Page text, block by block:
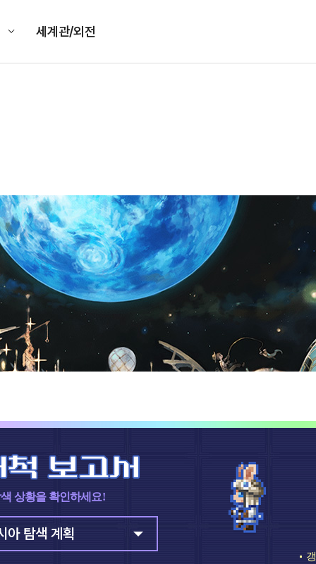
세계관/외전
상황을 확인하세요!
아 탐색 계획